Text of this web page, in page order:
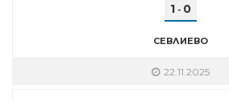
1 - 0
СЕВЛИЕВО
22.11.2025